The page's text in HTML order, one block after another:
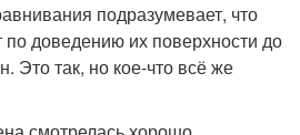
подразумевает, что
по доведению их поверхности до
Это так, но кое-что всё же